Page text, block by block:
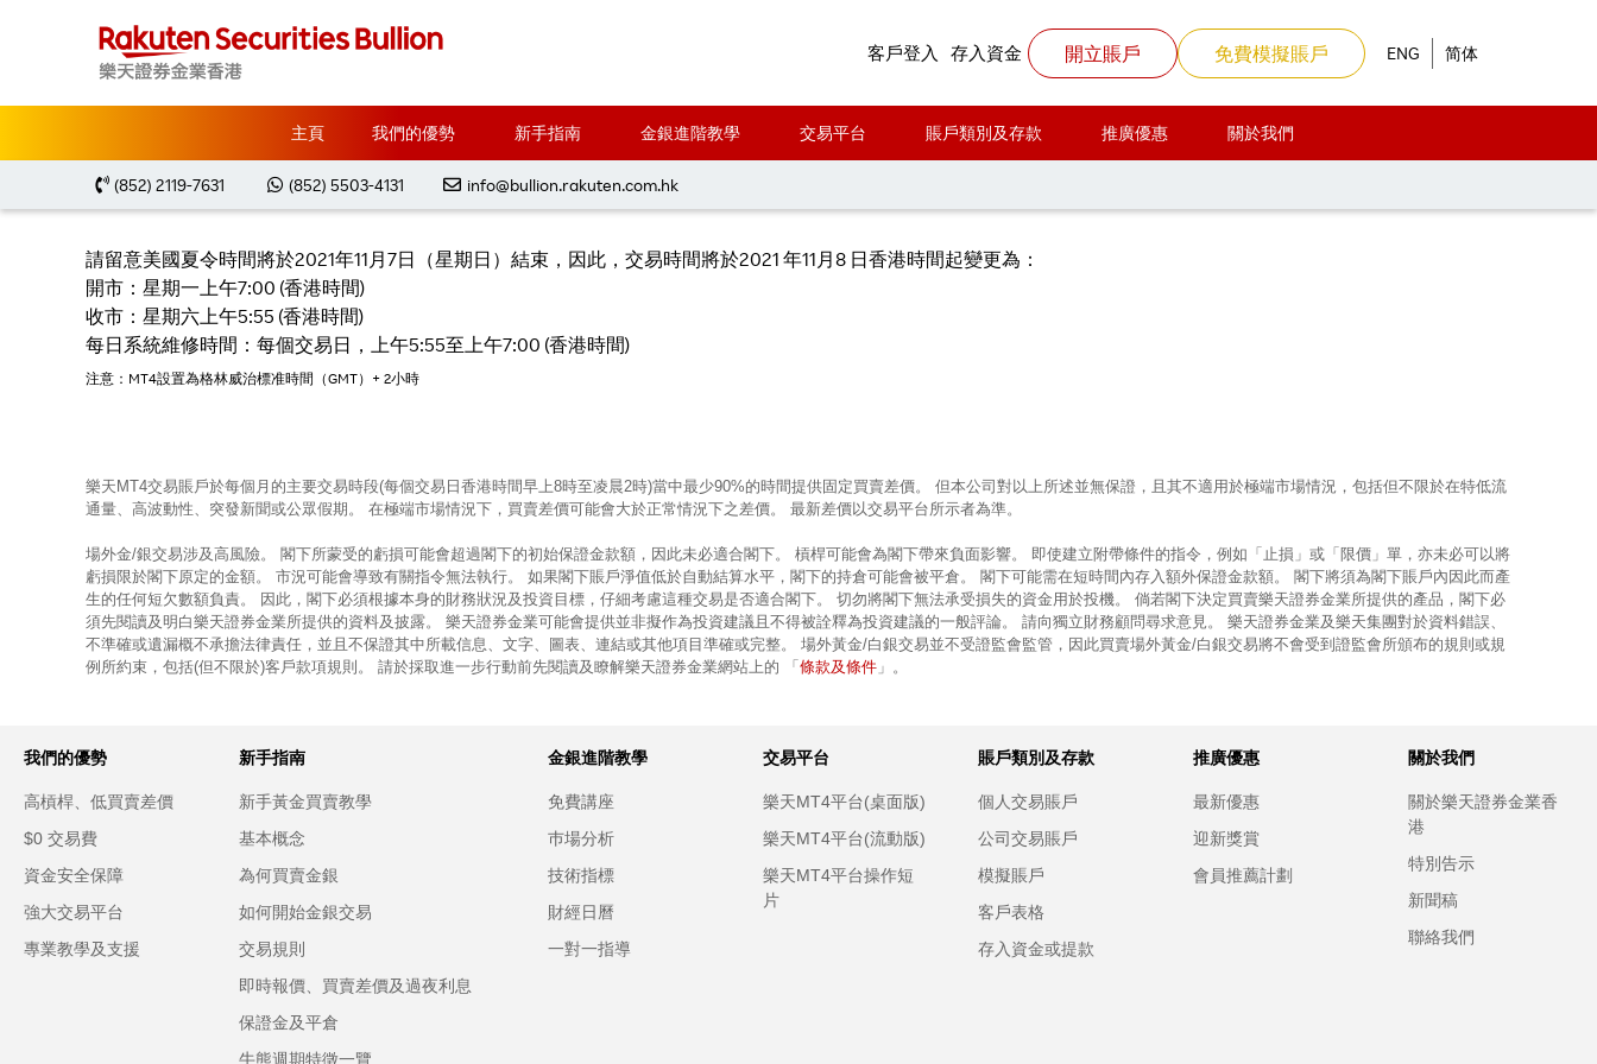
客戶登入 存入資金 開立賬戶 免費模擬賬戶 ENG 简体
主頁 我們的優勢 新手指南 金銀進階教學 交易平台 賬戶類別及存款 推廣優惠 關於我們
(852) 2119-7631 (852) 5503-4131 info@bullion.rakuten.com.hk
主頁 Special Notification 美國夏令時間2021年11月7日(星期日) 結束後交易時間之變更
美國夏令時間2021年11月7日(星期日) 結束後交易時間之變更
請留意美國夏令時間將於2021年11月7日（星期日）結束，因此，交易時間將於2021 年11月8 日香港時間起變更為：
開市：星期一上午7:00 (香港時間)
收市：星期六上午5:55 (香港時間)
每日系統維修時間：每個交易日，上午5:55至上午7:00 (香港時間)
注意：MT4設置為格林威治標准時間（GMT）+ 2小時
樂天MT4交易賬戶於每個月的主要交易時段(每個交易日香港時間早上8時至凌晨2時)當中最少90%的時間提供固定買賣差價。 但本公司對以上所述並無保證，且其不適用於極端市場情況，包括但不限於在特低流
通量、高波動性、突發新聞或公眾假期。 在極端市場情況下，買賣差價可能會大於正常情況下之差價。 最新差價以交易平台所示者為準。
場外金/銀交易涉及高風險。 閣下所蒙受的虧損可能會超過閣下的初始保證金款額，因此未必適合閣下。 槓桿可能會為閣下帶來負面影響。 即使建立附帶條件的指令，例如「止損」或「限價」單，亦未必可以將
虧損限於閣下原定的金額。 市況可能會導致有關指令無法執行。 如果閣下賬戶淨值低於自動結算水平，閣下的持倉可能會被平倉。 閣下可能需在短時間內存入額外保證金款額。 閣下將須為閣下賬戶內因此而產
生的任何短欠數額負責。 因此，閣下必須根據本身的財務狀況及投資目標，仔細考慮這種交易是否適合閣下。 切勿將閣下無法承受損失的資金用於投機。 倘若閣下決定買賣樂天證券金業所提供的產品，閣下必
須先閱讀及明白樂天證券金業所提供的資料及披露。 樂天證券金業可能會提供並非擬作為投資建議且不得被詮釋為投資建議的一般評論。 請向獨立財務顧問尋求意見。 樂天證券金業及樂天集團對於資料錯誤、
不準確或遺漏概不承擔法律責任，並且不保證其中所載信息、文字、圖表、連結或其他項目準確或完整。 場外黃金/白銀交易並不受證監會監管，因此買賣場外黃金/白銀交易將不會受到證監會所頒布的規則或規
例所約束，包括(但不限於)客戶款項規則。 請於採取進一步行動前先閱讀及瞭解樂天證券金業網站上的 「 條款及條件 」。
我們的優勢
高槓桿、低買賣差價
$0 交易費
資金安全保障
強大交易平台
專業教學及支援
新手指南
新手黃金買賣教學
基本概念
為何買賣金銀
如何開始金銀交易
交易規則
即時報價、買賣差價及過夜利息
保證金及平倉
牛熊週期特徵一覽
金銀進階教學
免費講座
巿場分析
技術指標
財經日曆
一對一指導
交易平台
樂天MT4平台(桌面版)
樂天MT4平台(流動版)
樂天MT4平台操作短
片
賬戶類別及存款
個人交易賬戶
公司交易賬戶
模擬賬戶
客戶表格
存入資金或提款
推廣優惠
最新優惠
迎新獎賞
會員推薦計劃
關於我們
關於樂天證券金業香
港
特別告示
新聞稿
聯絡我們